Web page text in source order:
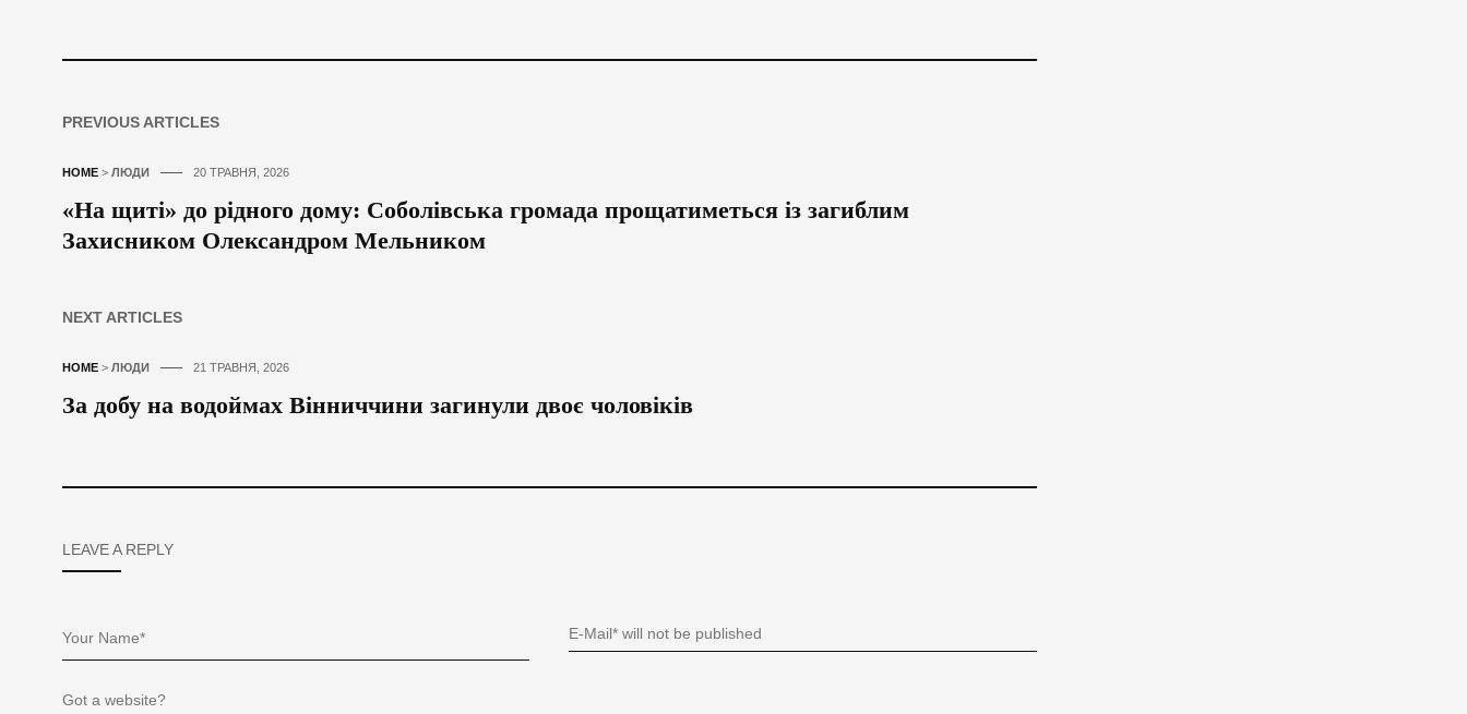
PREVIOUS ARTICLES
HOME > ЛЮДИ 20 ТРАВНЯ, 2026
«На щиті» до рідного дому: Соболівська громада прощатиметься із загиблим
Захисником Олександром Мельником
NEXT ARTICLES
HOME > ЛЮДИ 21 ТРАВНЯ, 2026
За добу на водоймах Вінниччини загинули двоє чоловіків
LEAVE A REPLY